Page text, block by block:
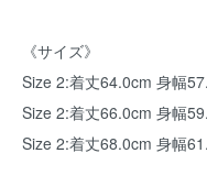
《サイズ》
Size 2:着丈64.0cm 身幅
Size 2:着丈66.0cm 身幅
Size 2:着丈68.0cm 身幅